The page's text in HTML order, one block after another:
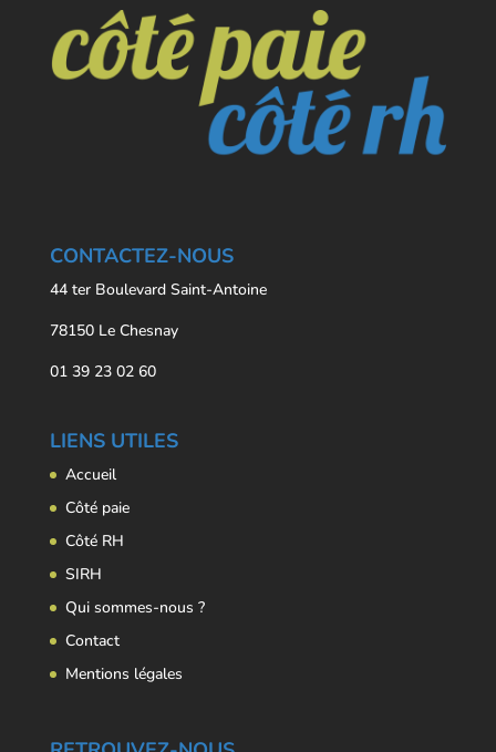
CONTACTEZ-NOUS
44 ter Boulevard Saint-Antoine
78150 Le Chesnay
01 39 23 02 60
LIENS UTILES
Accueil
Côté paie
Côté RH
SIRH
Qui sommes-nous ?
Contact
Mentions légales